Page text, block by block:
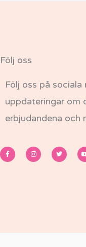
Följ oss
Följ oss på
uppdateringar om
erbjudandena och
F
a
c
I
n
s
T
w
i